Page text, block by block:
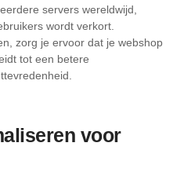
servers wereldwijd,
wordt verkort.
zorg je ervoor dat je webshop
tot een betere
voor